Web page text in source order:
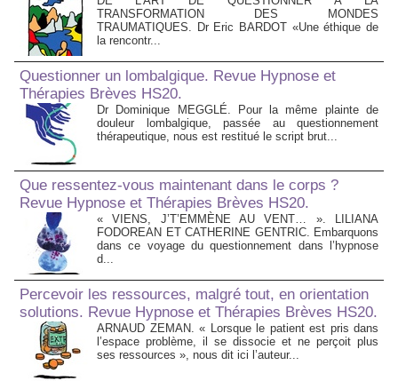
TRANSFORMATION DES MONDES
TRAUMATIQUES. Dr Eric BARDOT «Une éthique de
la rencontr...
Questionner un lombalgique. Revue Hypnose et
Thérapies Brèves HS20.
Dr Dominique MEGGLÉ. Pour la même plainte de
douleur lombalgique, passée au questionnement
thérapeutique, nous est restitué le script brut...
Que ressentez-vous maintenant dans le corps ?
Revue Hypnose et Thérapies Brèves HS20.
« VIENS, J’T’EMMÈNE AU VENT… ». LILIANA
FODOREAN ET CATHERINE GENTRIC. Embarquons
dans ce voyage du questionnement dans l’hypnose
d...
Percevoir les ressources, malgré tout, en orientation
solutions. Revue Hypnose et Thérapies Brèves HS20.
ARNAUD ZEMAN. « Lorsque le patient est pris dans
l’espace problème, il se dissocie et ne perçoit plus
ses ressources », nous dit ici l’auteur...